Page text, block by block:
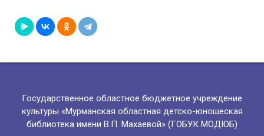
Государственное областное бюджетное учреждение
культуры «Мурманская областная детско-юношеская
библиотека имени В.П. Махаевой» (ГОБУК МОДЮБ)